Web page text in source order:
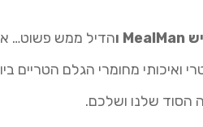
יש MealMan ו
הדיל ממש פשוט…
ואיכותי מחומרי הגלם הטריים
הסוד שלנו ושלכם.